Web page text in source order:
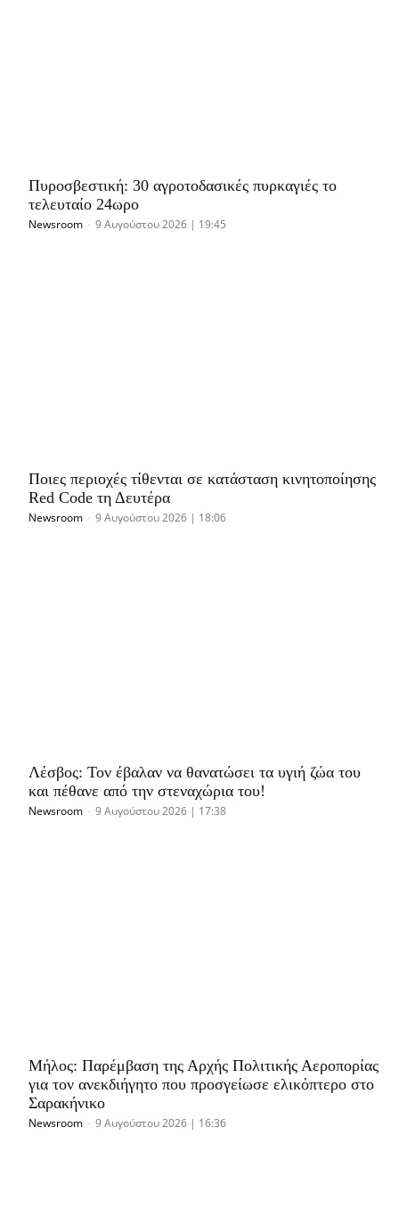
Πυροσβεστική: 30 αγροτοδασικές πυρκαγιές το
τελευταίο 24ωρο
Newsroom - 9 Αυγούστου 2026 | 19:45
Ποιες περιοχές τίθενται σε κατάσταση κινητοποίησης
Red Code τη Δευτέρα
Newsroom - 9 Αυγούστου 2026 | 18:06
Λέσβος: Τον έβαλαν να θανατώσει τα υγιή ζώα του
και πέθανε από την στεναχώρια του!
Newsroom - 9 Αυγούστου 2026 | 17:38
Μήλος: Παρέμβαση της Αρχής Πολιτικής Αεροπορίας
για τον ανεκδιήγητο που προσγείωσε ελικόπτερο στο
Σαρακήνικο
Newsroom - 9 Αυγούστου 2026 | 16:36